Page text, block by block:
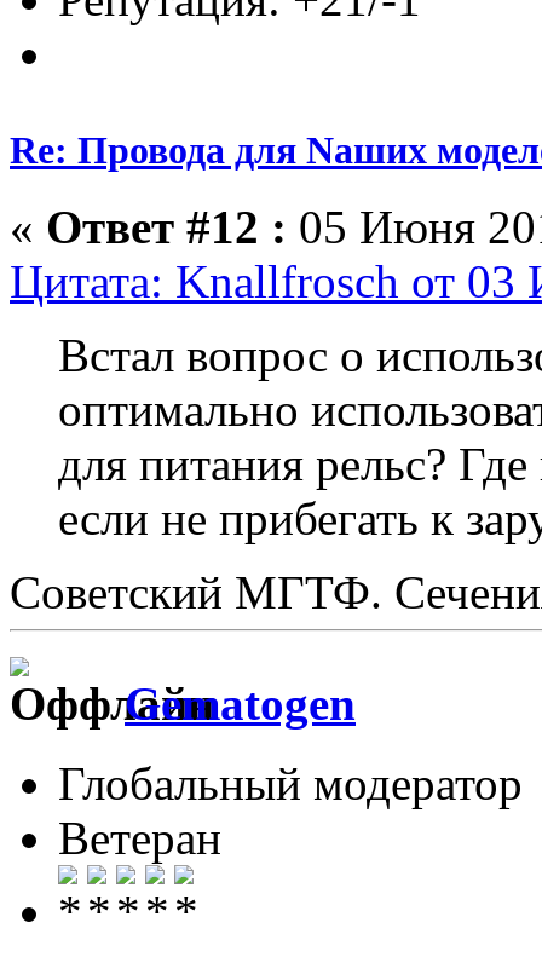
Re: Провода для Nаших
« Ответ #12 : 05 Июня
Цитата: Knallfrosch от
Встал вопрос о
оптимально
для питания рельс?
если не прибегать к
Советский МГТФ.
Gematogen
Глобальный модератор
Ветеран